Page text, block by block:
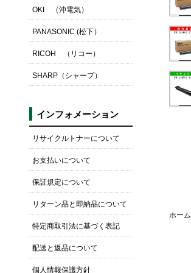
OKI （沖電気）
PANASONIC (松下）
RICOH （リコー）
SHARP（シャープ）
インフォメーション
リサイクルトナーについて
お支払いについて
保証規定について
リターン品と即納品について
特定商取引法に基づく表記
配送と返品について
個人情報保護方針
ホーム